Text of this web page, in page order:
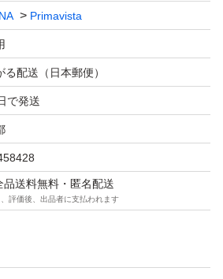
Primavista
る配送（日本郵便）
で発送
送料無料・匿名配送
評価後、出品者に支払われます